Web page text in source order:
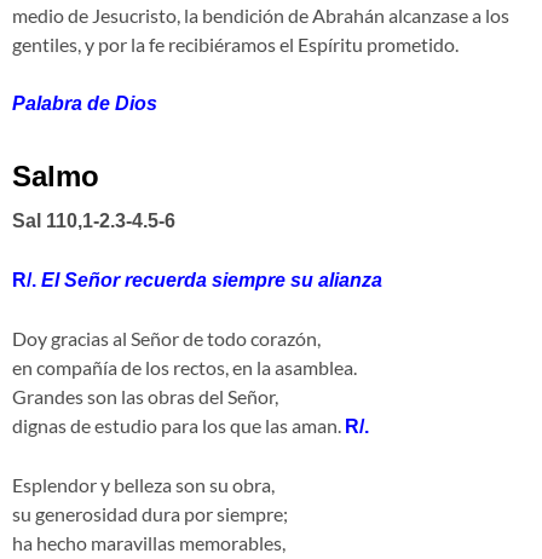
medio de Jesucristo, la bendición de Abrahán alcanzase a los
gentiles, y por la fe recibiéramos el Espíritu prometido.
Palabra de Dios
Salmo
Sal 110,1-2.3-4.5-6
R/. El Señor recuerda siempre su alianza
Doy gracias al Señor de todo corazón,
en compañía de los rectos, en la asamblea.
Grandes son las obras del Señor,
dignas de estudio para los que las aman. R/.
Esplendor y belleza son su obra,
su generosidad dura por siempre;
ha hecho maravillas memorables,